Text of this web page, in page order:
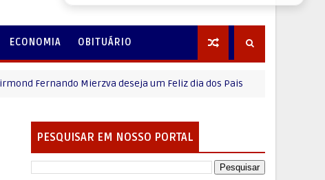
ECONOMIA OBITUÁRIO
Mierzva deseja um Feliz dia dos Pais
PESQUISAR EM NOSSO PORTAL